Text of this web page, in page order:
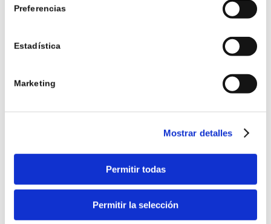
Preferencias
Estadística
Marketing
Mostrar detalles
Permitir todas
Permitir la selección
sabrosa. Se puede acompañar con verduras asadas o ensalada
fresca. Es una forma original de introducir frutos secos en platos
CASERA
Una crema dulce perfecta para untar o rellenar postres.
suave. Su textura es similar a la crema de cacao pero más
natural. Es ideal para desayunos, tostadas o repostería casera.